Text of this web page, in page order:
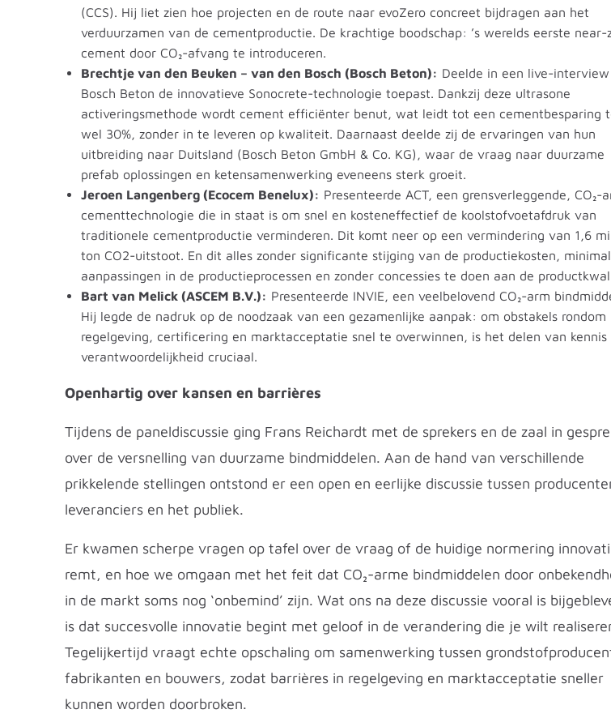
(CCS). Hij liet zien hoe projecten en de route naar evoZero concreet bijdragen aan het
verduurzamen van de cementproductie. De krachtige boodschap: ’s werelds eerste near-
cement door CO₂-afvang te introduceren.
Brechtje van den Beuken – van den Bosch (Bosch Beton): Deelde in een live-interview
Bosch Beton de innovatieve Sonocrete-technologie toepast. Dankzij deze ultrasone
activeringsmethode wordt cement efficiënter benut, wat leidt tot een cementbesparing
wel 30%, zonder in te leveren op kwaliteit. Daarnaast deelde zij de ervaringen van hun
uitbreiding naar Duitsland (Bosch Beton GmbH & Co. KG), waar de vraag naar duurzame
prefab oplossingen en ketensamenwerking eveneens sterk groeit.
Jeroen Langenberg (Ecocem Benelux): Presenteerde ACT, een grensverleggende, CO₂-
cementtechnologie die in staat is om snel en kosteneffectief de koolstofvoetafdruk van
traditionele cementproductie verminderen. Dit komt neer op een vermindering van 1,6
ton CO2-uitstoot. En dit alles zonder significante stijging van de productiekosten,
aanpassingen in de productieprocessen en zonder concessies te doen aan de
Bart van Melick (ASCEM B.V.): Presenteerde INVIE, een veelbelovend CO₂-arm
Hij legde de nadruk op de noodzaak van een gezamenlijke aanpak: om obstakels rondom
regelgeving, certificering en marktacceptatie snel te overwinnen, is het delen van kennis
verantwoordelijkheid cruciaal.
Openhartig over kansen en barrières
Tijdens de paneldiscussie ging Frans Reichardt met de sprekers en de zaal in
over de versnelling van duurzame bindmiddelen. Aan de hand van verschillende
prikkelende stellingen ontstond er een open en eerlijke discussie tussen
leveranciers en het publiek.
Er kwamen scherpe vragen op tafel over de vraag of de huidige normering
remt, en hoe we omgaan met het feit dat CO₂-arme bindmiddelen door
in de markt soms nog ‘onbemind’ zijn. Wat ons na deze discussie vooral is
is dat succesvolle innovatie begint met geloof in de verandering die je wilt
Tegelijkertijd vraagt echte opschaling om samenwerking tussen
fabrikanten en bouwers, zodat barrières in regelgeving en marktacceptatie sneller
kunnen worden doorbroken.